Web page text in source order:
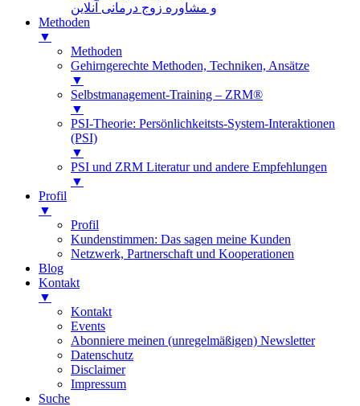
و مشاوره زوج درمانی آنلاین
Methoden
▼
Methoden
Gehirngerechte Methoden, Techniken, Ansätze
▼
Selbstmanagement-Training – ZRM®
▼
PSI-Theorie: Persönlichkeitsts-System-Interaktionen
(PSI)
▼
PSI und ZRM Literatur und andere Empfehlungen
▼
Profil
▼
Profil
Kundenstimmen: Das sagen meine Kunden
Netzwerk, Partnerschaft und Kooperationen
Blog
Kontakt
▼
Kontakt
Events
Abonniere meinen (unregelmäßigen) Newsletter
Datenschutz
Disclaimer
Impressum
Suche